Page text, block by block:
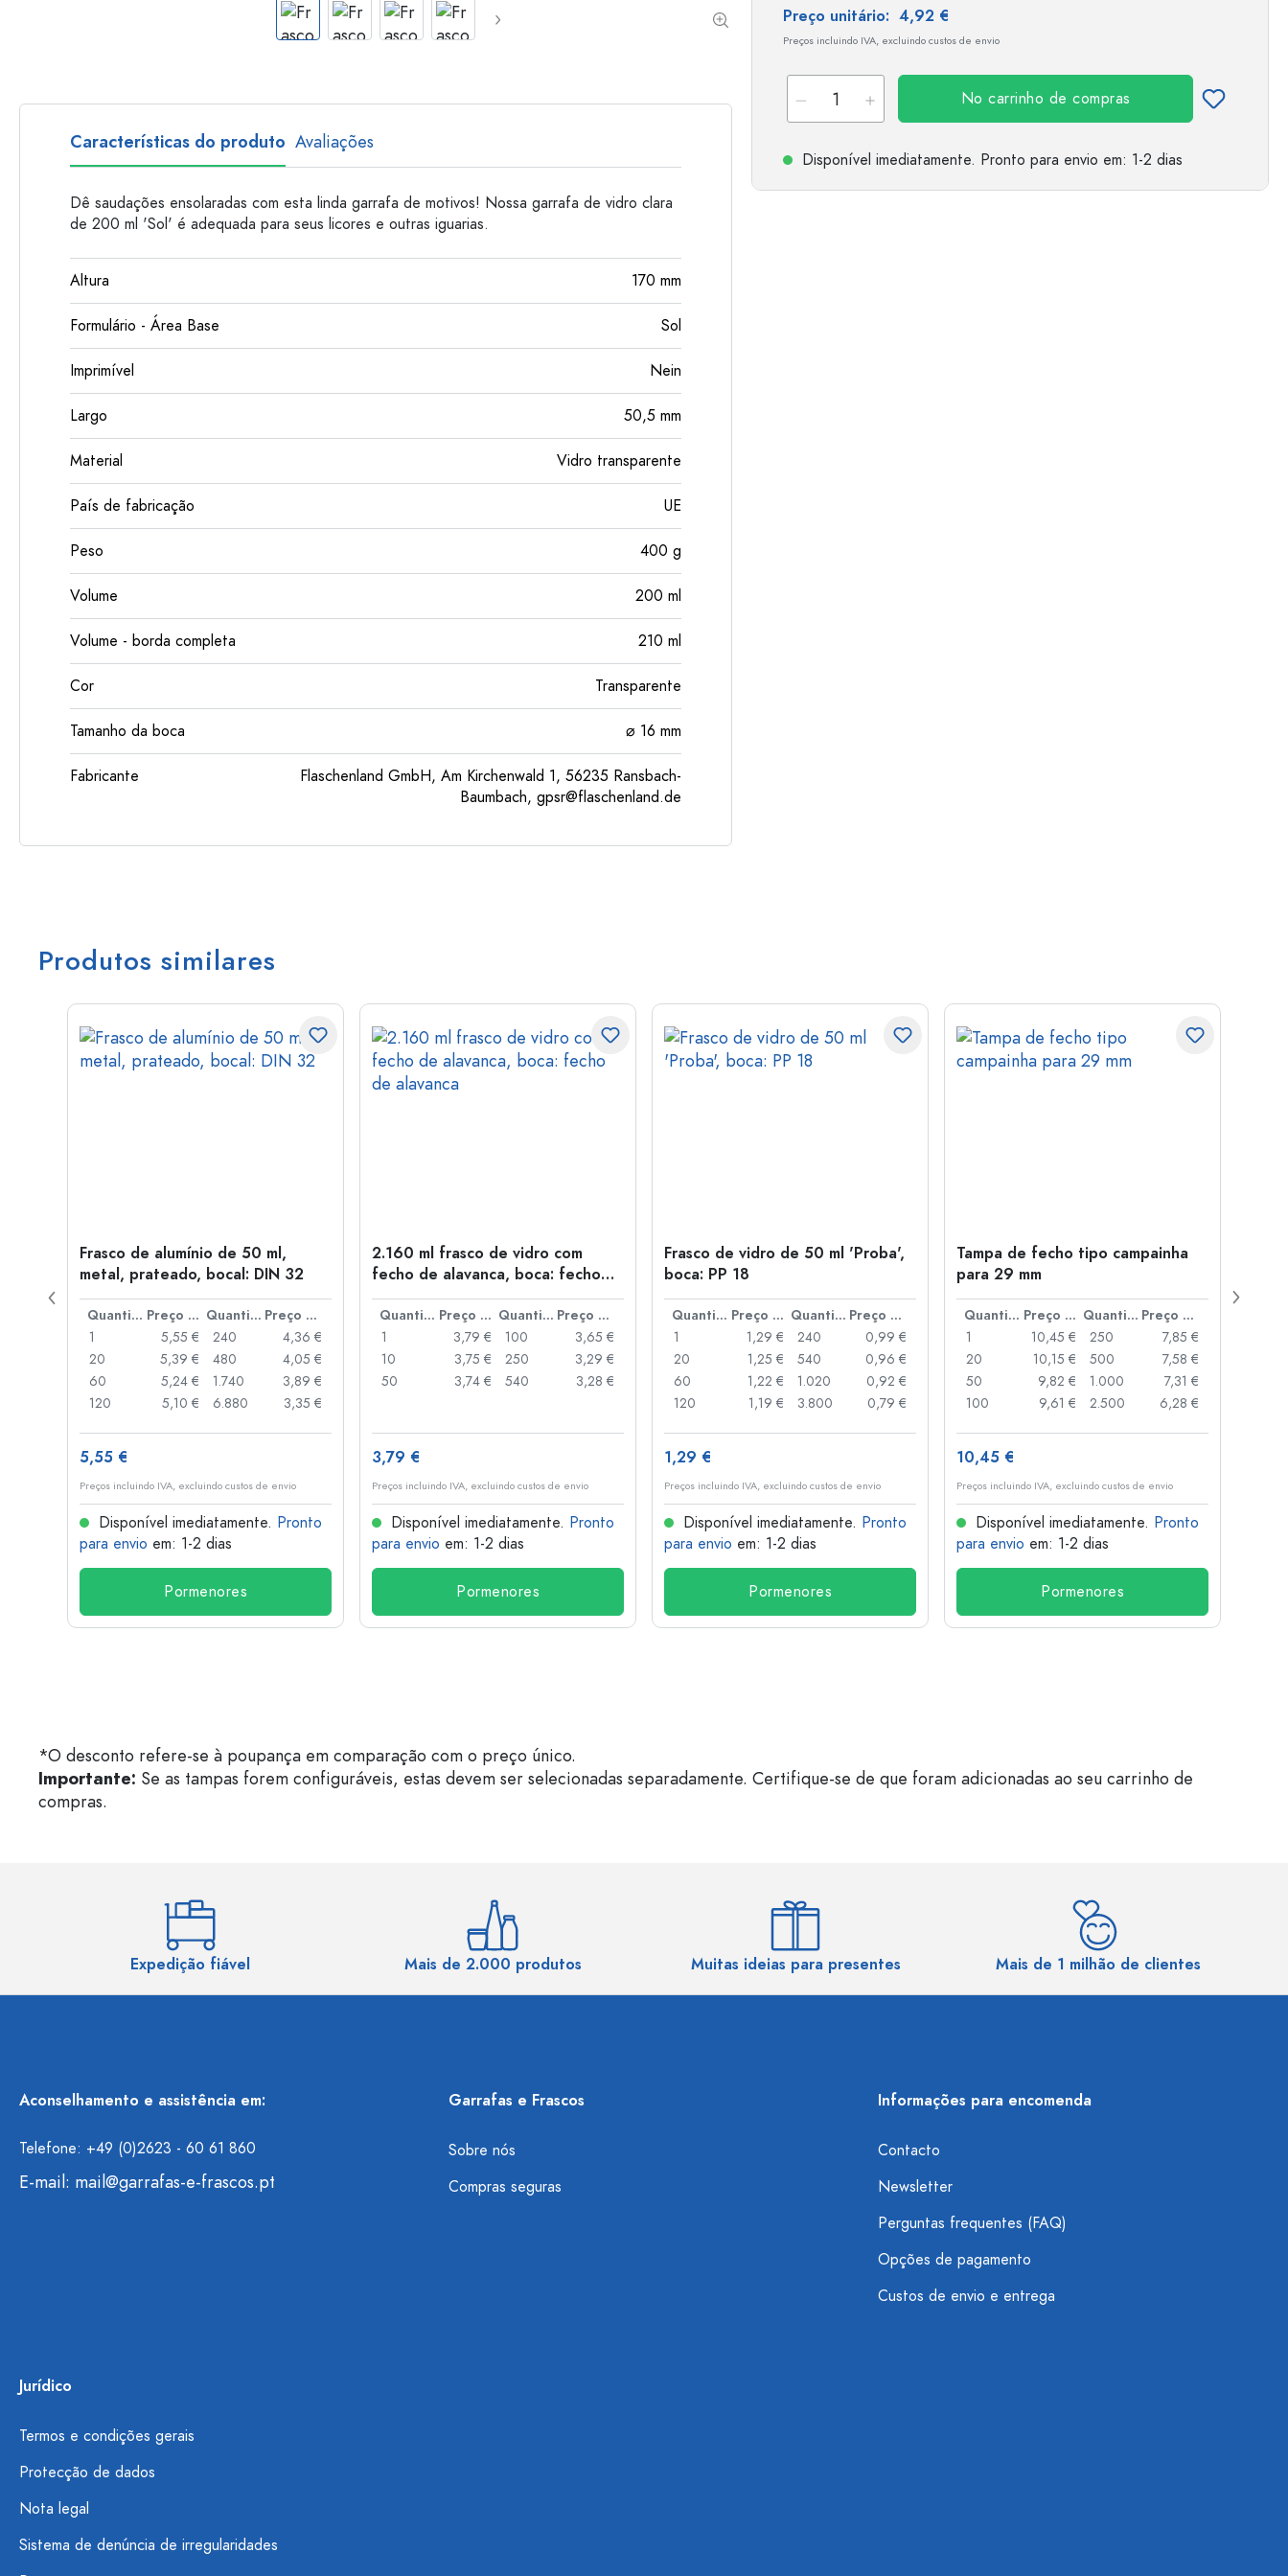
Garrafas de plastico
Preço unitário: 4,92 €
Preços incluindo IVA, excluindo custos de envio
No carrinho de compras
Disponível imediatamente. Pronto para envio em: 1-2 dias
Características do produto Avaliações
Dê saudações ensolaradas com esta linda garrafa de motivos! Nossa garrafa de vidro clara
de 200 ml 'Sol' é adequada para seus licores e outras iguarias.
Altura 170 mm
Formulário - Área Base Sol
Imprimível Nein
Largo 50,5 mm
Material Vidro transparente
País de fabricação UE
Peso 400 g
Volume 200 ml
Volume - borda completa 210 ml
Cor Transparente
Tamanho da boca ⌀ 16 mm
Fabricante
Flaschenland GmbH, Am Kirchenwald 1, 56235 Ransbach-
Baumbach, gpsr@flaschenland.de
Produtos similares
Frasco de alumínio de 50 ml,
metal, prateado, bocal: DIN 32
Quantidade Preço por peça Quantidade
Preço por peça
1
5,55 €
20
5,39 €
60
5,24 €
120
5,10 €
240
4,36 €
480
4,05 €
1.740
3,89 €
6.880
3,35 €
5,55 €
Preços incluindo IVA, excluindo custos de envio
Disponível imediatamente. Pronto
para envio em: 1-2 dias
Pormenores
2.160 ml frasco de vidro com
fecho de alavanca, boca: fecho
de alavanca
Quantidade Preço por peça Quantidade
Preço por peça
1
3,79 €
10
3,75 €
50
3,74 €
100
3,65 €
250
3,29 €
540
3,28 €
3,79 €
Preços incluindo IVA, excluindo custos de envio
Disponível imediatamente. Pronto
para envio em: 1-2 dias
Pormenores
Frasco de vidro de 50 ml 'Proba',
boca: PP 18
Quantidade Preço por peça Quantidade
Preço por peça
1
1,29 €
20
1,25 €
60
1,22 €
120
1,19 €
240
0,99 €
540
0,96 €
1.020
0,92 €
3.800
0,79 €
1,29 €
Preços incluindo IVA, excluindo custos de envio
Disponível imediatamente. Pronto
para envio em: 1-2 dias
Pormenores
Tampa de fecho tipo campainha
para 29 mm
Quantidade Preço por peça Quantidade
Preço por peça
1
10,45 €
20
10,15 €
50
9,82 €
100
9,61 €
250
7,85 €
500
7,58 €
1.000
7,31 €
2.500
6,28 €
10,45 €
Preços incluindo IVA, excluindo custos de envio
Disponível imediatamente. Pronto
para envio em: 1-2 dias
Pormenores
*O desconto refere-se à poupança em comparação com o preço único.
Importante: Se as tampas forem configuráveis, estas devem ser selecionadas separadamente. Certifique-se de que foram adicionadas ao seu carrinho de
compras.
Expedição fiável Mais de 2.000 produtos Muitas ideias para presentes Mais de 1 milhão de clientes
Aconselhamento e assistência em:
Telefone: +49 (0)2623 - 60 61 860
E-mail: mail@garrafas-e-frascos.pt
Garrafas e Frascos
Sobre nós
Compras seguras
Informações para encomenda
Contacto
Newsletter
Perguntas frequentes (FAQ)
Opções de pagamento
Custos de envio e entrega
Jurídico
Termos e condições gerais
Protecção de dados
Nota legal
Sistema de denúncia de irregularidades